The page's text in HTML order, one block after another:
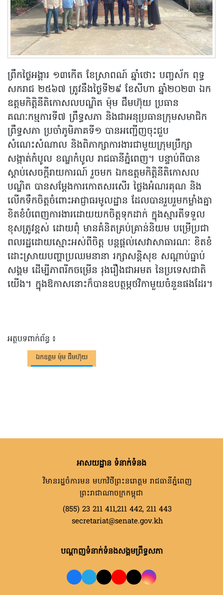
ព្រឹកថ្ងៃអង្គារ ១៣កើត ខែសា្រពណ៍ ឆ្នាំថោះ បញ្ចស័ក ពុទ្ធ
សករាជ ២៥៦៧ ត្រូវនឹងថ្ងៃទី២៩ ខែសីហា ឆ្នាំ២០២៣ ឯក
ឧត្តមកិត្តិនីតិកោសលបណ្ឌិត ម៉ុម ជឹមហ៊ុយ ប្រធាន
គណៈកម្មការទី៧ ព្រឹទ្ធសភា និងជាអនុប្រធានក្រុមសមាជិក
ព្រឹទ្ធសភា ប្រចាំភូមិភាគទី១ បានអញ្ជើញចុះជួប
សំណេះសំណាល និងពិភាក្សាការងារជាមួយក្រុមប្រឹក្សា
សង្កាត់កំបូល ខណ្ឌកំបូល រាជធានីភ្នំពេញ។ បន្ទាប់ពីបាន
ស្តាប់សេចក្តីរាយការណ៍ រួចមក ឯកឧត្តមកិត្តិនីតិកោសល
បណ្ឌិត បានសម្តែងការកោតសរសើរ ថ្លៃងអំណរគុណ និង
លើកទឹកចិត្តចំពោះអាជ្ញាធរមូលដ្ឋាន ដែលបានរួបរួមកម្លាំងគ្នា
ខិតខំបំពេញការងារដោយយកចិត្តទុកដាក់ ក្នុងស្មារតីទទួល
ខុសត្រូវខ្ពស់ ដោយពុំ មានគំនិតគ្រប់គ្រាន់និយម បម្រើប្រជា
ពលរដ្ឋដោយស្មោះអស់ពីចិត្ត បន្តផ្តល់សេវាសាធារណៈ ខិតខំ
ដោះស្រាយបញ្ហាប្រឈមនានា រក្សាសន្តិសុខ សណ្តាប់ធ្នាប់
សង្គម ដើម្បីភាពរីកចម្រើន រុងរឿងជាអមត នៃប្រទេសជាតិ
យើង។ ក្នុងឱកាសនោះក៏បានឧបត្ថម្ភថវិកាមួយចំនួនផងដែរ។
អត្ថបទពាក់ព័ន្ធ ៖
ឯកឧត្តម ម៉ុម ជឹមហ៊ុយ
អាសយដ្ឋាន ទំនាក់ទំនង
វិមានរដ្ឋចំការមន មហាវិថីព្រះនរោត្តម រាជធានីភ្នំពេញ
ព្រះរាជាណាចក្រកម្ពុជា
(855) 23 211 411,211 442, 211 443
secretariat@senate.gov.kh
បណ្តាញទំនាក់ទំនងសង្គមព្រឹទ្ធសភា